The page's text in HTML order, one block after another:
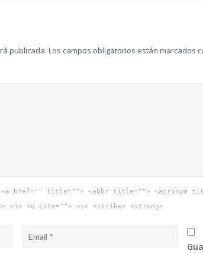
publicada. Los campos obligatorios están marcados
<a href="" title=""> <abbr title=""> <acronym
<i> <q cite=""> <s> <strike> <strong>